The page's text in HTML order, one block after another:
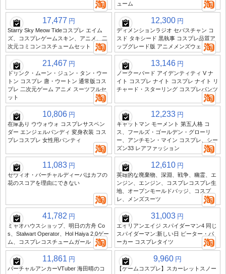
ューム
17,477 円
Starry Sky Meow Tideコスプレ エイム
ズ、コスプレゲームスキン、アニメ、二
次元コミコンコスチュームセット
12,300 円
ディメンションラジオ セバスチャン コ
スド タキシード 黒執事 コスプレ品質ア
ップグレード版 アニメメンズウェア
21,467 円
ドリンク・ムーン・ジュン・タン・ウー
トン コスプレ 唐・ウートン 通常版コス
プレ 二次元ゲーム アニメ スーツフルセ
ット
13,146 円
ノークーバード アイデンティティ V ナ
イト コスプレ ナイト コスプレ ナイト リ
チャード・スターリング コスプレパンツ
10,806 円
在庫あり ウウォウォ コスプレサスペン
ダー エンジェルパンディ 変身衣装 コス
プレコスプレ 女性用パンティ
12,233 円
キャットマン モーメント 第五人格 コ
ス、フールズ・ゴールデン・グローリ
ー、アンチモン・マイン コスプレ、シー
ズン33 レアファッション
11,083 円
セヴィオ・バーチャルディーバはカフの
花のスコアを理由にできない
12,610 円
英雄的な廃棄物、深淵、戦争、幽霊、エ
ンジン、エンジン、コスプレコスプレ生
地、オープンモールドバッジ、コスプ
レ、メンズスーツ
41,782 円
ミャオハウスショップ、明日の方舟 Co
s、Stalwart Operator、Hol Haiya 2.0ゲー
ム、コスプレコスチュームガール
31,003 円
エイリアンエイジ スパイダーマン4 同じ
スパイダーマン:新しい日 ピーター・パ
ーカー コスプレタイツ
11,861 円
バーチャルアンカーVTuber 海田晴のコ
9,960 円
【ゲームコスプレ】スカーレットスノー